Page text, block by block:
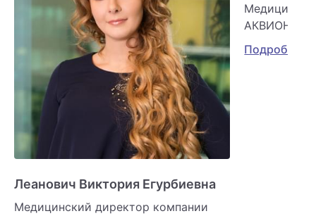
Леанович Виктория Егурбиевна
Медицинский директор компании
АКВИОН
Подробнее